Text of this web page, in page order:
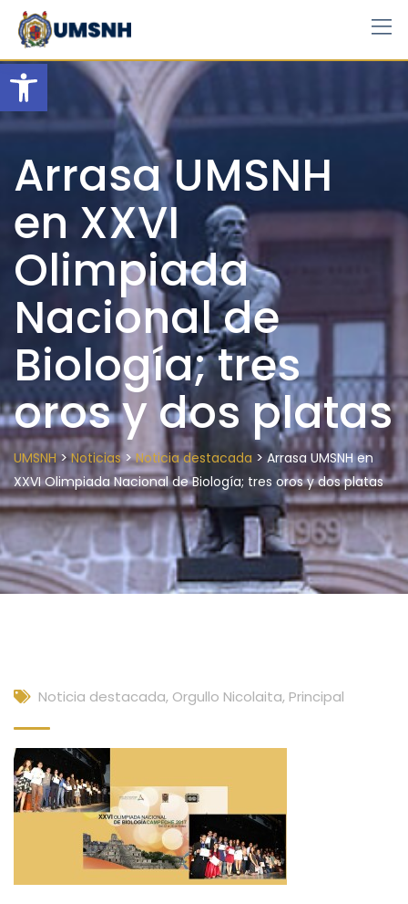
Open toolbar
Skip
content
Arrasa UMSNH
en XXVI
Olimpiada
Nacional de
Biología; tres
oros y dos platas
UMSNH>Noticias>Noticia destacada > Arrasa UMSNH en
XXVI Olimpiada Nacional de Biología; tres oros y dos platas
Noticia destacada, Orgullo Nicolaita, Principal